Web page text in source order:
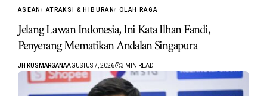
ASEAN ATRAKSI & HIBURAN OLAH RAGA
Jelang Lawan Indonesia, Ini Kata Ilhan Fandi,
Penyerang Mematikan Andalan Singapura
JH KUSMARGANAAGUSTUS 7, 2026 3 MIN READ